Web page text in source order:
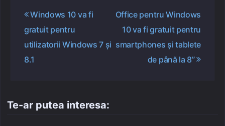
Navigare
articole
Windows 10 va fi
gratuit pentru
utilizatorii Windows 7 și
8.1
Office pentru Windows
10 va fi gratuit pentru
smartphones și tablete
de până la 8”
Te-ar putea interesa: